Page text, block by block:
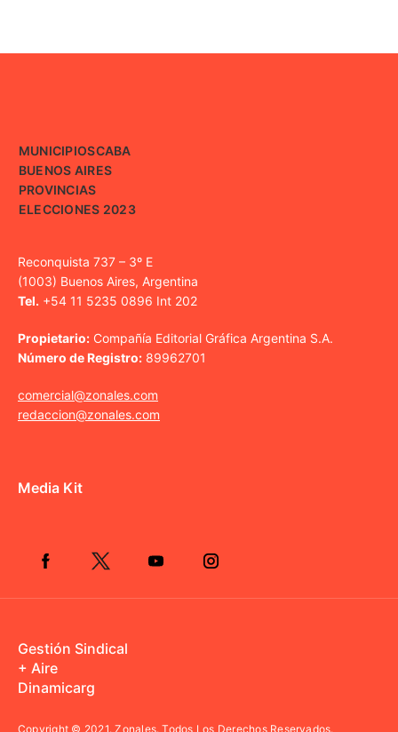
MUNICIPIOSCABA
BUENOS AIRES
PROVINCIAS
ELECCIONES 2023
Reconquista 737 – 3º E
(1003) Buenos Aires, Argentina
Tel. +54 11 5235 0896 Int 202
Propietario: Compañía Editorial Gráfica Argentina S.A.
Número de Registro: 89962701
comercial@zonales.com
redaccion@zonales.com
Media Kit
Gestión Sindical
+ Aire
Dinamicarg
Copyright © 2021.Zonales. Todos Los Derechos Reservados.